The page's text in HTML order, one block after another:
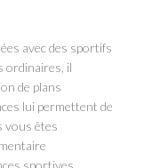
avec des sportifs
ordinaires, il
de plans
lui permettent de
vous êtes